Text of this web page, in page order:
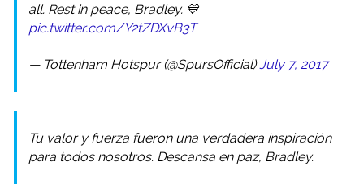
all. Rest in peace, Bradley. 💙
pic.twitter.com/Y2tZDXvB3T
— Tottenham Hotspur (@SpursOfficial)July 7, 2017
Tu valor y fuerza fueron una verdadera inspiración
para todos nosotros. Descansa en paz, Bradley.